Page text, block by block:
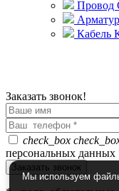
Кабель
Мы используем
Заказать звонок!
check_box
персональных данных